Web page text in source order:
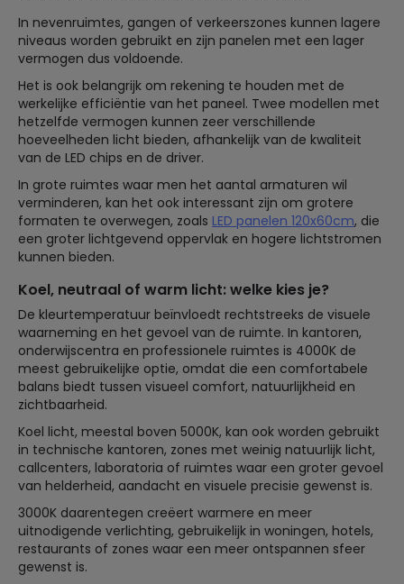
In nevenruimtes, gangen of verkeerszones kunnen lagere
niveaus worden gebruikt en zijn panelen met een lager
vermogen dus voldoende.
Het is ook belangrijk om rekening te houden met de
werkelijke efficiëntie van het paneel. Twee modellen met
hetzelfde vermogen kunnen zeer verschillende
hoeveelheden licht bieden, afhankelijk van de kwaliteit
van de LED chips en de driver.
In grote ruimtes waar men het aantal armaturen wil
verminderen, kan het ook interessant zijn om grotere
formaten te overwegen, zoals LED panelen 120x60cm, die
een groter lichtgevend oppervlak en hogere lichtstromen
kunnen bieden.
Koel, neutraal of warm licht: welke kies je?
De kleurtemperatuur beïnvloedt rechtstreeks de visuele
waarneming en het gevoel van de ruimte. In kantoren,
onderwijscentra en professionele ruimtes is 4000K de
meest gebruikelijke optie, omdat die een comfortabele
balans biedt tussen visueel comfort, natuurlijkheid en
zichtbaarheid.
Koel licht, meestal boven 5000K, kan ook worden gebruikt
in technische kantoren, zones met weinig natuurlijk licht,
callcenters, laboratoria of ruimtes waar een groter gevoel
van helderheid, aandacht en visuele precisie gewenst is.
3000K daarentegen creëert warmere en meer
uitnodigende verlichting, gebruikelijk in woningen, hotels,
restaurants of zones waar een meer ontspannen sfeer
gewenst is.